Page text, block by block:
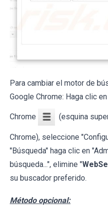
Para cambiar el motor de
Google Chrome: Haga clic
Chrome (esquina
Chrome), seleccione
"Búsqueda" haga clic en
búsqueda...", elimine "
su buscador preferido.
Método opcional: